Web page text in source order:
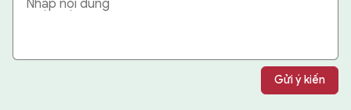
Gửi ý kiến